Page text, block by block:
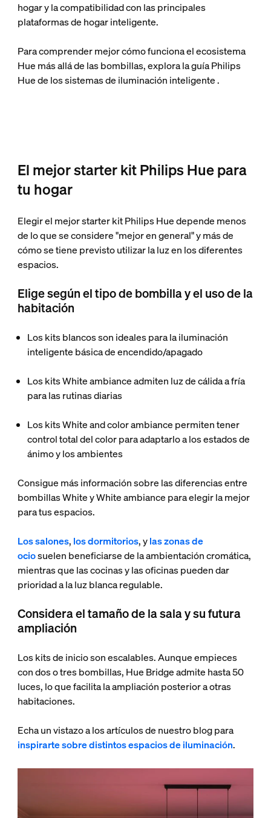
hogar y la compatibilidad con las principales
plataformas de hogar inteligente.
Para comprender mejor cómo funciona el ecosistema
Hue más allá de las bombillas, explora la guía Philips
Hue de los sistemas de iluminación inteligente.
El mejor starter kit Philips Hue para
tu hogar
Elegir el mejor starter kit Philips Hue depende menos
de lo que se considere "mejor en general" y más de
cómo se tiene previsto utilizar la luz en los diferentes
espacios.
Elige según el tipo de bombilla y el uso de la
habitación
Los kits blancos son ideales para la iluminación
inteligente básica de encendido/apagado
Los kits White ambiance admiten luz de cálida a fría
para las rutinas diarias
Los kits White and color ambiance permiten tener
control total del color para adaptarlo a los estados de
ánimo y los ambientes
Consigue más información sobre las diferencias entre
bombillas White y White ambiance para elegir la mejor
para tus espacios.
Los salones, los dormitorios, ylas zonas de
ociosuelen beneficiarse de la ambientación cromática,
mientras que las cocinas y las oficinas pueden dar
prioridad a la luz blanca regulable.
Considera el tamaño de la sala y su futura
ampliación
Los kits de inicio son escalables. Aunque empieces
con dos o tres bombillas, Hue Bridge admite hasta 50
luces, lo que facilita la ampliación posterior a otras
habitaciones.
Echa un vistazo a los artículos de nuestro blog para
inspirarte sobre distintos espacios de iluminación.